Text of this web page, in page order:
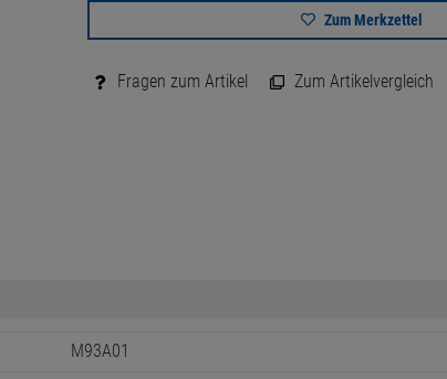
Zum Merkzettel
Fragen zum Artikel Zum Artikelvergleich
M93A01